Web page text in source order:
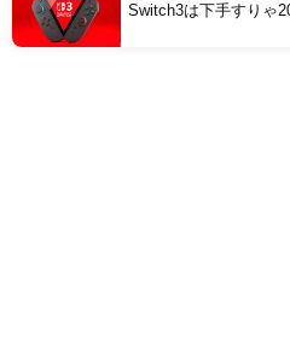
Switch3は下手すりゃ